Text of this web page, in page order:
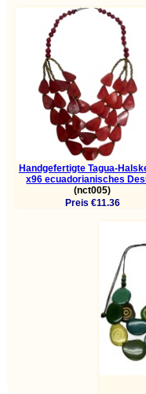
Handgefertigte Tagua-
x96 ecuadorianisches
(nct005)
Preis €11.36